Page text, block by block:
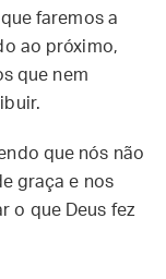
faremos a
ao próximo,
que nem
que nós não
graça e nos
o que Deus fez